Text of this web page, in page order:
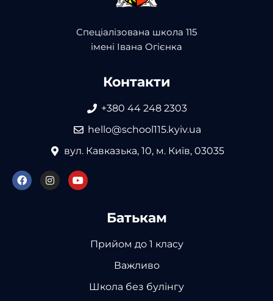
Спеціалізована школа 115
імені Івана Огієнка
Контакти
+380 44 248 2303
hello@school115.kyiv.ua
вул. Кавказька, 10, м. Київ, 03035
Батькам
Прийом до 1 класу
Важливо
Школа без булінгу